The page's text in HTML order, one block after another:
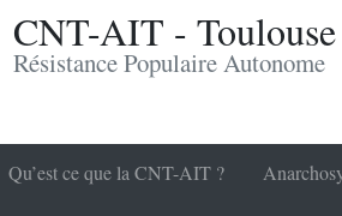
CNT-AIT -
Résistance Populaire Autonome
Qu’est ce que la CNT-AIT ?